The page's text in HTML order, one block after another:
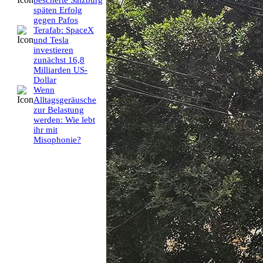
späten Erfolg
gegen Pafos
Terafab: SpaceX
und Tesla
investieren
zunächst 16,8
Milliarden US-
Dollar
Wenn
Alltagsgeräusche
zur Belastung
werden: Wie lebt
ihr mit
Misophonie?